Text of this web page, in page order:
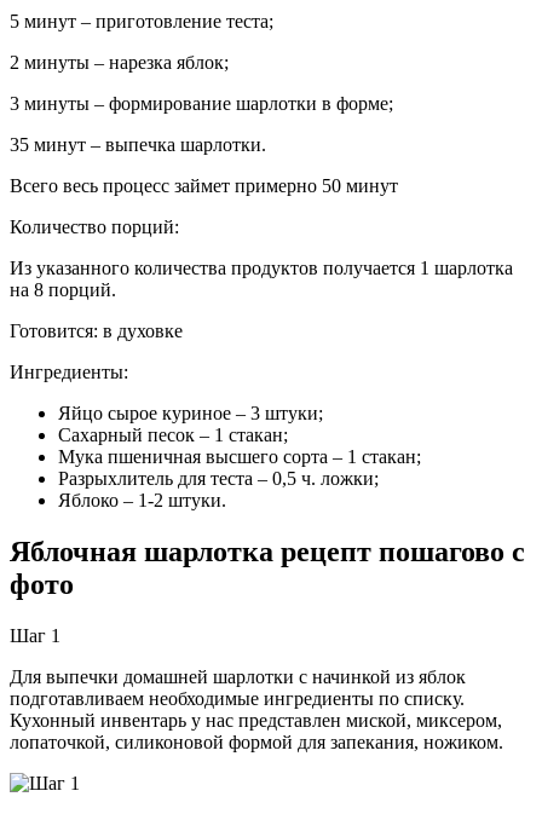
5 минут – приготовление теста;
2 минуты – нарезка яблок;
3 минуты – формирование шарлотки в форме;
35 минут – выпечка шарлотки.
Всего весь процесс займет примерно 50 минут
Количество порций:
Из указанного количества продуктов получается 1 шарлотка
на 8 порций.
Готовится: в духовке
Ингредиенты:
Яйцо сырое куриное – 3 штуки;
Сахарный песок – 1 стакан;
Мука пшеничная высшего сорта – 1 стакан;
Разрыхлитель для теста – 0,5 ч. ложки;
Яблоко – 1-2 штуки.
Яблочная шарлотка рецепт пошагово с
фото
Шаг 1
Для выпечки домашней шарлотки с начинкой из яблок
подготавливаем необходимые ингредиенты по списку.
Кухонный инвентарь у нас представлен миской, миксером,
лопаточкой, силиконовой формой для запекания, ножиком.